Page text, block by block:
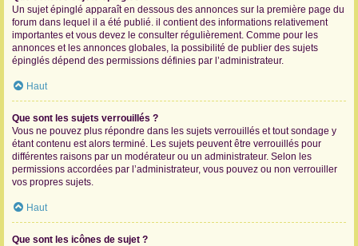
Un sujet épinglé apparaît en dessous des annonces sur la première page du
forum dans lequel il a été publié. il contient des informations relativement
importantes et vous devez le consulter régulièrement. Comme pour les
annonces et les annonces globales, la possibilité de publier des sujets
épinglés dépend des permissions définies par l’administrateur.
Haut
Que sont les sujets verrouillés ?
Vous ne pouvez plus répondre dans les sujets verrouillés et tout sondage y
étant contenu est alors terminé. Les sujets peuvent être verrouillés pour
différentes raisons par un modérateur ou un administrateur. Selon les
permissions accordées par l’administrateur, vous pouvez ou non verrouiller
vos propres sujets.
Haut
Que sont les icônes de sujet ?